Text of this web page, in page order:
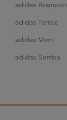
adidas Krampon
adidas Terrex
adidas Mont
adidas Samba